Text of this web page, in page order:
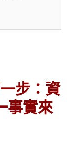
步：資
事實來